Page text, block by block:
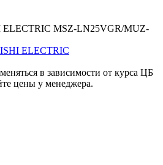
MSZ-LN25VGR/MUZ-
ELECTRIC
в зависимости от курса ЦБ
цены у менеджера.